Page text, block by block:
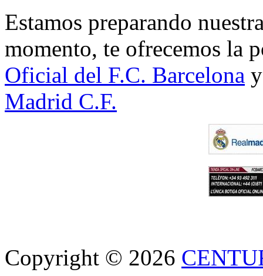
Estamos preparando
momento, te ofrecemos la
Oficial del F.C. Barcelona
Madrid C.F.
Copyright © 2026